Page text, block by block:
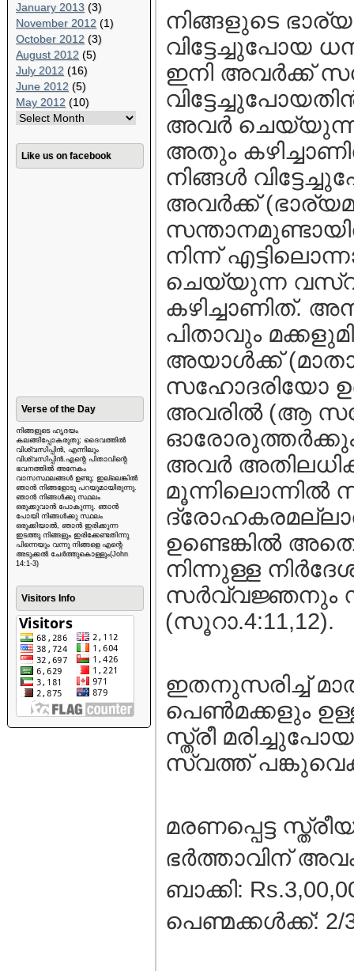
January 2013 (3)
November 2012 (1)
October 2012 (3)
August 2012 (5)
July 2012 (16)
June 2012 (5)
May 2012 (10)
Like us on facebook
Verse of the Day
നിങ്ങളുടെ ഹൃദയം
കലങ്ങിപ്പോകരുതു; ദൈവത്തിൽ
വിശ്വസിപ്പിൻ, എന്നിലും
വിശ്വസിപ്പിൻ.എന്റെ പിതാവിന്റെ
ഭവനത്തിൽ അനേകം
വാസസ്ഥലങ്ങൾ ഉണ്ടു; ഇല്ലെങ്കിൽ
ഞാൻ നിങ്ങളോടു പറയുമായിരുന്നു.
ഞാൻ നിങ്ങൾക്കു സ്ഥലം
ഒരുക്കുവാൻ പോകുന്നു. ഞാൻ
പോയി നിങ്ങൾക്കു സ്ഥലം
ഒരുക്കിയാൽ, ഞാൻ ഇരിക്കുന്ന
ഇടത്തു നിങ്ങളും ഇരിക്കേണ്ടതിന്നു
പിന്നെയും വന്നു നിങ്ങളെ എന്റെ
അടുക്കൽ ചേർത്തുകൊള്ളും(John
14:1-3)
Visitors Info
നിങ്ങളുടെ
വിട്ടേച്ചുപോയ
ഇനി അവര്‍ക്ക്‌
അവര്‍ ചെയ്യുന്ന
അതും
നിങ്ങള്‍
അവര്‍ക്ക്‌
നിന്ന്‌
ചെയ്യുന്ന
കഴിച്ചാണിത്‌.
പിതാവും
അയാള്‍ക്ക്‌
സഹോദരിയോ
അവരില്‍ (ആ
ഓരോരുത്തര്‍ക്കും
അവര്‍
മൂന്നിലൊന്നില്‍
ഉണ്ടെങ്കില്‍
നിന്നുള്ള
സര്‍വ്വജ്ഞനും
(സൂറാ.4:11,12).
ഇതനുസരിച്ച്
പെണ്‍മക്കളും
സ്ത്രീ
സ്വത്ത്
മരണപ്പെട്ട
ഭര്‍ത്താവിന്
ബാക്കി:
പെണ്മക്കള്‍ക്ക്: 2/3